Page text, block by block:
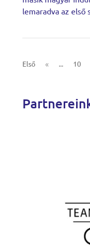
lemaradva az első
Első
« ... 10